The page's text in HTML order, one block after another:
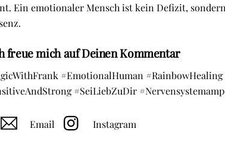
Ein emotionaler Mensch ist kein Defizit,
freue mich auf Deinen Kommentar
#EmotionalHuman #RainbowHealing
#SeiLiebZuDir
Email Instagram